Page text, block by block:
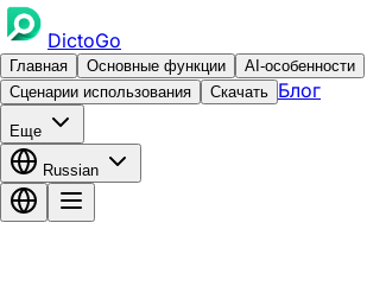
DictoGo
Главная Основные функции
AI-особенности
Сценарии использования
Скачать Блог
Еще
Russian